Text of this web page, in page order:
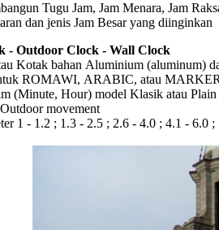
Tugu Jam, Jam Menara, Jam
dan jenis Jam Besar yang diinginkan
- Outdoor Clock - Wall Clock
Kotak bahan Aluminium (aluminum)
ROMAWI, ARABIC, atau
(Minute, Hour) model Klasik atau Plain
movement
1 - 1.2 ; 1.3 - 2.5 ; 2.6 - 4.0 ; 4.1 - 6.0 ;